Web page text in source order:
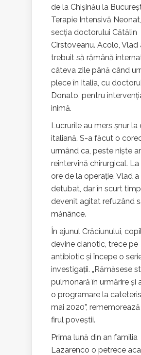
de la Chișinău la
Terapie Intensivă
secția doctorului Cătălin
Cîrstoveanu. Acolo, Vlad
trebuit să rămână
câteva zile până când
plece în Italia, cu
Donato, pentru
inimă.
Lucrurile au mers șnur la
italiană. S-a făcut o
urmând ca, peste niște
reintervină chirurgical.
ore de la operație, Vlad
detubat, dar în scurt
devenit agitat refuzând
mănânce.
În ajunul Crăciunului,
devine cianotic, trece pe
antibiotic și începe o
investigații. „Rămăsese
pulmonară în urmărire și
o programare la
mai 2020”,
firul poveștii.
Prima lună din an familia
Lazarenco o petrece